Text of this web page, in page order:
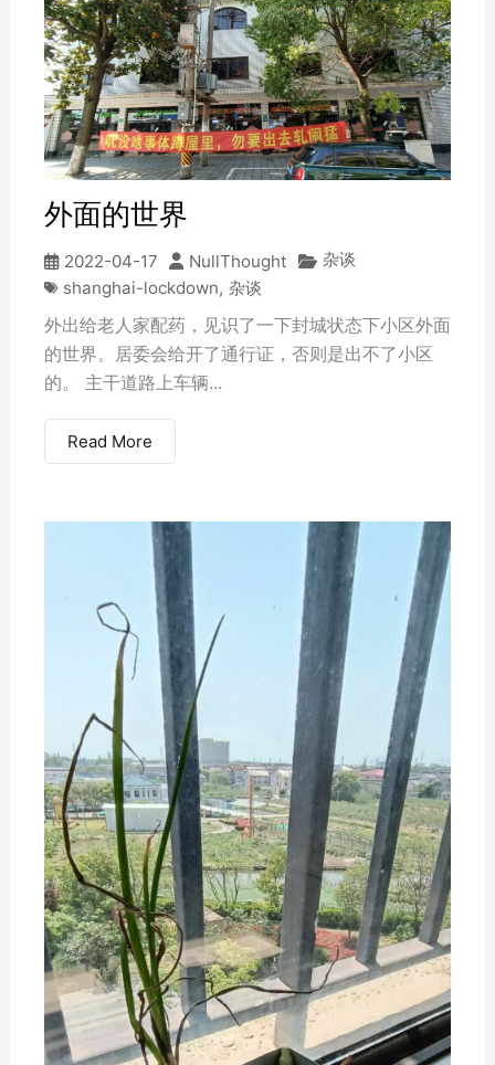
外面的世界
2022-04-17 NullThought
杂谈
shanghai-lockdown, 杂谈
外出给老人家配药，见识了一下封城状态下小区外面
的世界。居委会给开了通行证，否则是出不了小区
的。 主干道路上车辆...
Read More